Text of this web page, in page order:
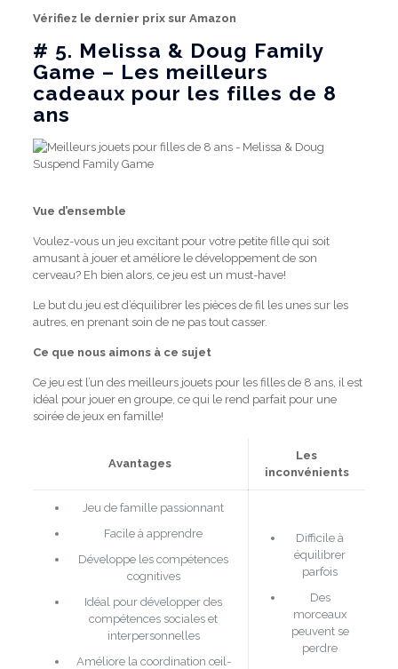
Vérifiez le dernier prix sur Amazon
# 5. Melissa & Doug Family
Game – Les meilleurs
cadeaux pour les filles de 8
ans
Vue d’ensemble
Voulez-vous un jeu excitant pour votre petite fille qui soit
amusant à jouer et améliore le développement de son
cerveau? Eh bien alors, ce jeu est un must-have!
Le but du jeu est d’équilibrer les pièces de fil les unes sur les
autres, en prenant soin de ne pas tout casser.
Ce que nous aimons à ce sujet
Ce jeu est l’un des meilleurs jouets pour les filles de 8 ans, il est
idéal pour jouer en groupe, ce qui le rend parfait pour une
soirée de jeux en famille!
Avantages
Les
inconvénients
Jeu de famille passionnant
Facile à apprendre
Développe les compétences
cognitives
Idéal pour développer des
compétences sociales et
interpersonnelles
Améliore la coordination œil-
Difficile à
équilibrer
parfois
Des
morceaux
peuvent se
perdre